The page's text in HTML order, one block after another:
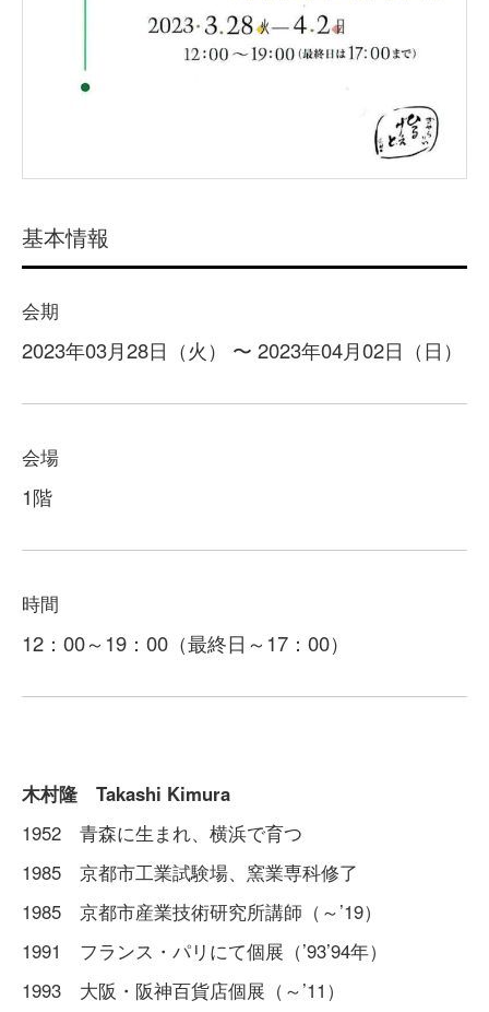
基本情報
会期
2023年03月28日（火） 〜 2023年04月02日（日）
会場
1階
時間
12：00～19：00（最終日～17：00）
木村隆 Takashi Kimura
1952 青森に生まれ、横浜で育つ
1985 京都市工業試験場、窯業専科修了
1985 京都市産業技術研究所講師（～’19）
1991 フランス・パリにて個展（’93’94年）
1993 大阪・阪神百貨店個展（～’11）